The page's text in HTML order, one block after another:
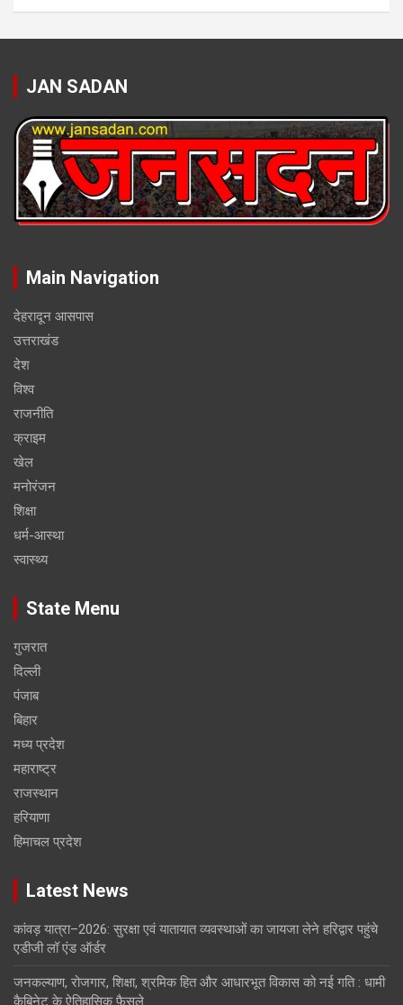
JAN SADAN
Main Navigation
देहरादून आसपास
उत्तराखंड
देश
विश्व
राजनीति
क्राइम
खेल
मनोरंजन
शिक्षा
धर्म-आस्था
स्वास्थ्य
State Menu
गुजरात
दिल्ली
पंजाब
बिहार
मध्य प्रदेश
महाराष्ट्र
राजस्थान
हरियाणा
हिमाचल प्रदेश
Latest News
कांवड़ यात्रा–2026: सुरक्षा एवं यातायात व्यवस्थाओं का जायजा लेने हरिद्वार पहुंचे
एडीजी लॉ एंड ऑर्डर
जनकल्याण, रोजगार, शिक्षा, श्रमिक हित और आधारभूत विकास को नई गति : धामी
कैबिनेट के ऐतिहासिक फैसले